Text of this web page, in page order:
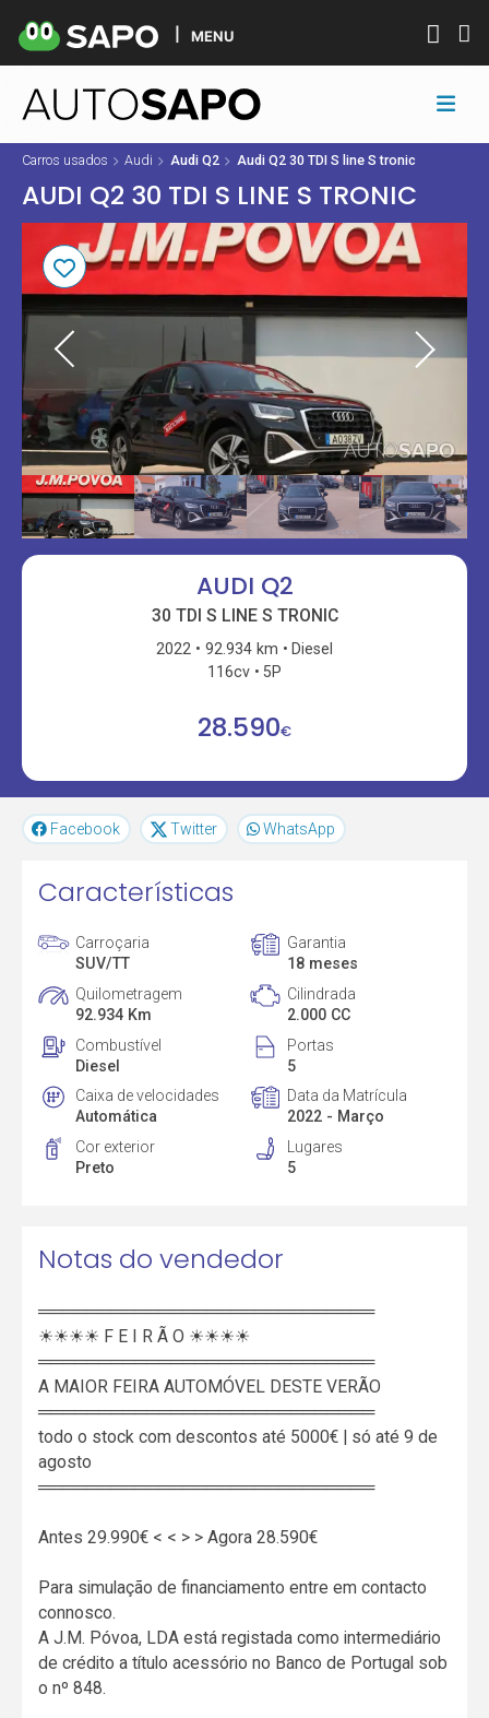
MENU
Carros usados Audi Audi Q2 Audi Q2 30 TDI S line S tronic
AUDI Q2 30 TDI S LINE S TRONIC
AUDI Q2
30 TDI S LINE S TRONIC
2022 92.934 km
Diesel
116cv
5P
28.590€
Facebook Twitter WhatsApp
Características
Carroçaria
SUV/TT
Garantia
18 meses
Quilometragem
92.934 Km
Cilindrada
2.000 CC
Combustível
Diesel
Portas
5
Caixa de velocidades
Automática
Data da Matrícula
2022 - Março
Cor exterior
Preto
Lugares
5
Notas do vendedor
════════════════════════════
☀☀☀☀ F E I R Ã O ☀☀☀☀
════════════════════════════
A MAIOR FEIRA AUTOMÓVEL DESTE VERÃO
════════════════════════════
todo o stock com descontos até 5000€ | só até 9 de
agosto
════════════════════════════
Antes 29.990€ < < > > Agora 28.590€
Para simulação de financiamento entre em contacto
connosco.
A J.M. Póvoa, LDA está registada como intermediário
de crédito a título acessório no Banco de Portugal sob
o nº 848.